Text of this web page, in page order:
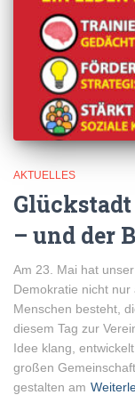
AKTUELLES
– und der
Am 23. Mai hat
Demokratie nicht
Menschen besteht,
diesem Tag zur
Idee klang,
großen
gestalten am